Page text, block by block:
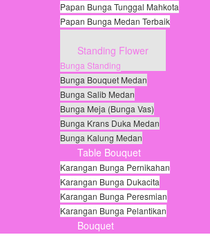
Papan Bunga Tunggal Mahkota
Papan Bunga Medan Terbaik
Standing Flower
Bunga Standing
Bunga Bouquet Medan
Bunga Salib Medan
Bunga Meja (Bunga Vas)
Bunga Krans Duka Medan
Bunga Kalung Medan
Table Bouquet
Karangan Bunga Pernikahan
Karangan Bunga Dukacita
Karangan Bunga Peresmian
Karangan Bunga Pelantikan
Bouquet